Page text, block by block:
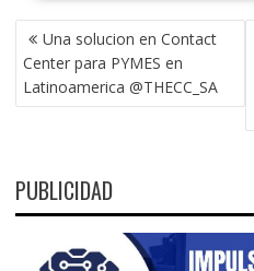
NAVEGACIÓN
DE
ENTRADAS
Una solucion en Contact
Center para PYMES en
Latinoamerica @THECC_SA
PUBLICIDAD